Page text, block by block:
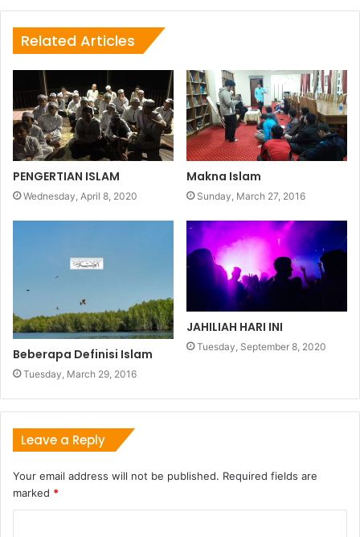
Related Articles
PENGERTIAN ISLAM
Wednesday, April 8, 2020
Makna Islam
Sunday, March 27, 2016
Beberapa Definisi Islam
Tuesday, March 29, 2016
JAHILIAH HARI INI
Tuesday, September 8, 2020
Leave a Reply
Your email address will not be published. Required fields are
marked *